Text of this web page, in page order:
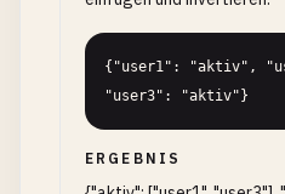
{"user1": "aktiv",
"user3": "aktiv"}
ERGEBNIS